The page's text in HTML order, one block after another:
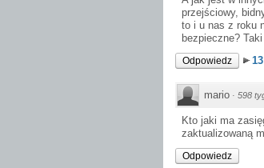
przejściowy,
to i u nas z roku
bezpieczne?
Odpowiedz
mario · 598
Kto jaki ma
zaktualizowaną
Odpowiedz